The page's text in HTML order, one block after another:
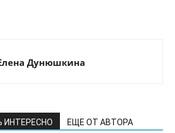
Дунюшкина
ЕЩЕ ОТ АВТОРА